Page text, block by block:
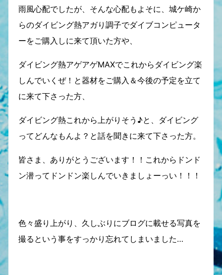
雨風心配でしたが、そんな心配もよそに、城ケ崎か
らのダイビング熱アガり調子でダイブコンピュータ
ーをご購入しに来て頂いた方や、
ダイビング熱アゲアゲMAXでこれからダイビング楽
しんでいくぜ！と器材をご購入＆今後の予定を立て
に来て下さった方、
ダイビング熱これから上がりそう♪と、ダイビング
ってどんなもんよ？と話を聞きに来て下さった方。
皆さま、ありがとうございます！！これからドンド
ン潜ってドンドン楽しんでいきましょーっい！！！
色々盛り上がり、久しぶりにブログに載せる写真を
撮るという事をすっかり忘れてしまいました…